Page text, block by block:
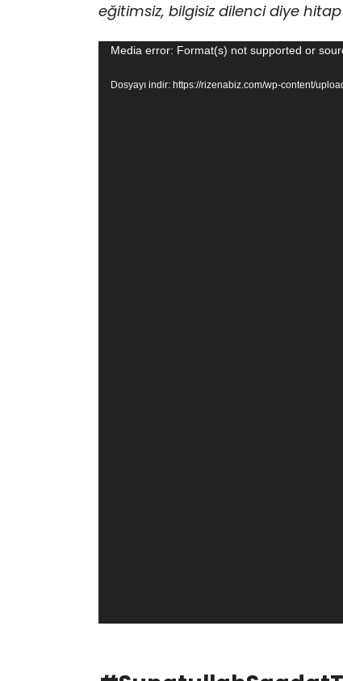
eğitimsiz, bilgisiz dilenci diye
Video
Media error: Format(s) not supported or
Dosyayı indir: https://rizenabiz.com/wp-content/